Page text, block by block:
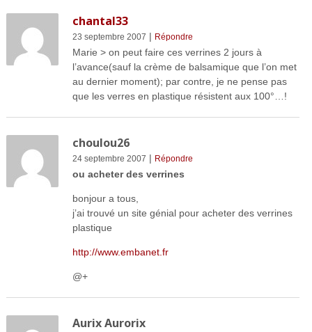
chantal33
23 septembre 2007 | Répondre
Marie > on peut faire ces verrines 2 jours à
l’avance(sauf la crème de balsamique que l’on met
au dernier moment); par contre, je ne pense pas
que les verres en plastique résistent aux 100°…!
choulou26
24 septembre 2007 | Répondre
ou acheter des verrines
bonjour a tous,
j’ai trouvé un site génial pour acheter des verrines
plastique
http://www.embanet.fr
@+
Aurix Aurorix